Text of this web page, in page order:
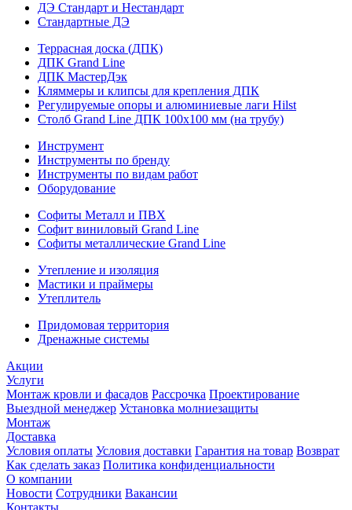
ДЭ Стандарт и Нестандарт
Стандартные ДЭ
Террасная доска (ДПК)
ДПК Grand Line
ДПК МастерДэк
Кляммеры и клипсы для крепления ДПК
Регулируемые опоры и алюминиевые лаги Hilst
Столб Grand Line ДПК 100х100 мм (на трубу)
Инструмент
Инструменты по бренду
Инструменты по видам работ
Оборудование
Софиты Металл и ПВХ
Софит виниловый Grand Line
Софиты металлические Grand Line
Утепление и изоляция
Мастики и праймеры
Утеплитель
Придомовая территория
Дренажные системы
Акции
Услуги
Монтаж кровли и фасадов Рассрочка Проектирование
Выездной менеджер Установка молниезащиты
Монтаж
Доставка
Условия оплаты Условия доставки Гарантия на товар Возврат
Как сделать заказ Политика конфиденциальности
О компании
Новости Сотрудники Вакансии
Контакты